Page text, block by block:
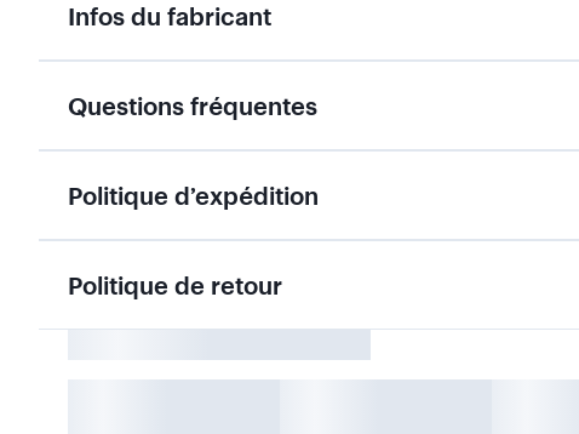
Infos du fabricant
Questions fréquentes
Politique d’expédition
Politique de retour